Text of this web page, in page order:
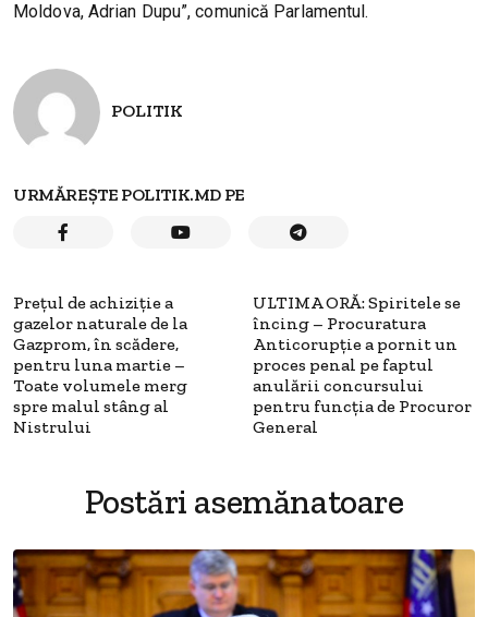
Moldova, Adrian Dupu”, comunică Parlamentul.
POLITIK
URMĂREȘTE POLITIK.MD PE
Prețul de achiziție a
gazelor naturale de la
Gazprom, în scădere,
pentru luna martie –
Toate volumele merg
spre malul stâng al
Nistrului
ULTIMA ORĂ: Spiritele se
încing – Procuratura
Anticorupție a pornit un
proces penal pe faptul
anulării concursului
pentru funcția de Procuror
General
Postări asemănatoare